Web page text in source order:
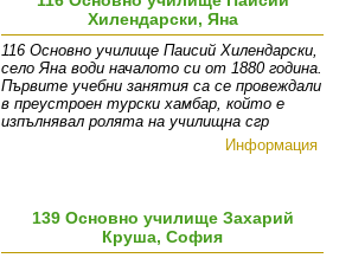
Хилендарски, Яна
116 Основно училище Паисий Хилендарски,
село Яна води началото си от 1880 година.
Първите учебни занятия са се провеждали
в преустроен турски хамбар, който е
изпълнявал ролята на училищна сгр
Информация
139 Основно училище Захарий
Круша, София